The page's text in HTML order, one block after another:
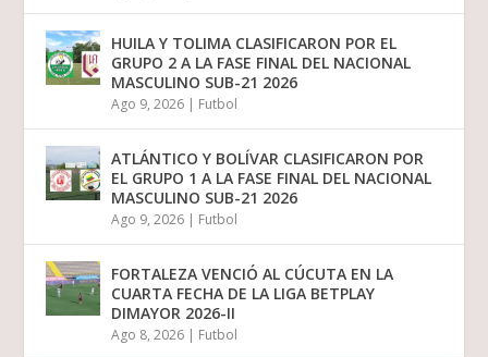
HUILA Y TOLIMA CLASIFICARON POR EL
GRUPO 2 A LA FASE FINAL DEL NACIONAL
MASCULINO SUB-21 2026
Ago 9, 2026 | Futbol
ATLÁNTICO Y BOLÍVAR CLASIFICARON POR
EL GRUPO 1 A LA FASE FINAL DEL NACIONAL
MASCULINO SUB-21 2026
Ago 9, 2026 | Futbol
FORTALEZA VENCIÓ AL CÚCUTA EN LA
CUARTA FECHA DE LA LIGA BETPLAY
DIMAYOR 2026-II
Ago 8, 2026 | Futbol